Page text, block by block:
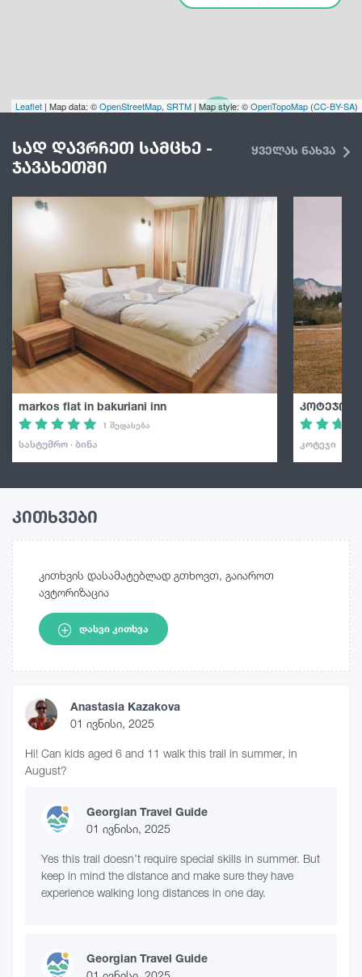
2
Leaflet | Map data: ©OpenStreetMap, SRTM | Map style: ©OpenTopoMap (CC-BY-SA)
სად დავრჩეთ სამცხე -
ჯავახეთში
ყველას ნახვა
markos flat in bakuriani inn
1 შეფასება
ᲡᲐᲡᲢᲣᲛᲠᲝ · ᲑᲘᲜᲐ
კოტეჯი
ᲙᲝᲢᲔᲯᲘ
კითხვები
კითხვის დასამატებლად გთხოვთ, გაიაროთ
ავტორიზაცია
ᲓᲐᲡᲕᲘ ᲙᲘᲗᲮᲕᲐ
Anastasia Kazakova
01 ივნისი, 2025
Hi! Can kids aged 6 and 11 walk this trail in summer, in
August?
Georgian Travel Guide
01 ივნისი, 2025
Yes this trail doesn’t require special skills in summer. But
keep in mind the distance and make sure they have
experience walking long distances in one day.
Georgian Travel Guide